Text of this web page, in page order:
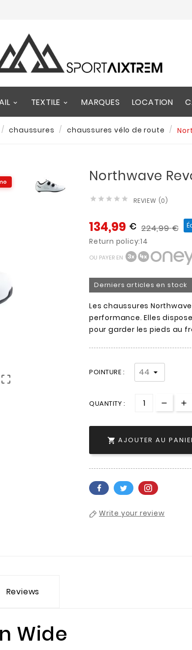
TEXTILE MARQUES LOCATION
chaussures chaussures vélo de route

Northwave
     REVIEW (0)
134,99 € 224,99€
Return policy:14
OU PAYER EN
Derniers articles en stock
Les chaussures
performance. Elles
pour garder les pieds au
POINTURE :
QUANTITY :
 AJOUTER AU
Write your review
Reviews
Wide